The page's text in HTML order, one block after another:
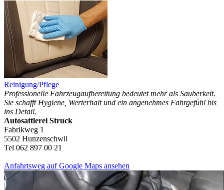
Reinigung/Pflege
Professionelle Fahrzeugaufbereitung bedeutet mehr als Sauberkeit.
Sie schafft Hygiene, Werterhalt und ein angenehmes Fahrgefühl bis
ins Detail.
Autosattlerei Struck
Fabrikweg 1
5502 Hunzenschwil
Tel 062 897 00 21
Anfahrtsweg auf Google Maps ansehen